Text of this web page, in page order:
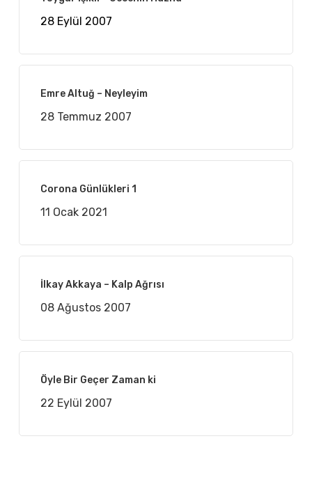
28 Eylül 2007
Emre Altuğ – Neyleyim
28 Temmuz 2007
Corona Günlükleri 1
11 Ocak 2021
İlkay Akkaya – Kalp Ağrısı
08 Ağustos 2007
Öyle Bir Geçer Zaman ki
22 Eylül 2007